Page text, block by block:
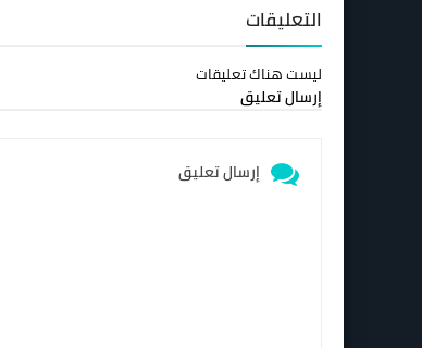
التعليقات
ليست هناك تعليقات
إرسال تعليق
إرسال تعليق